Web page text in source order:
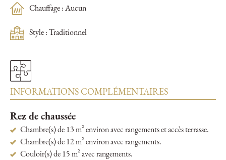
Chauffage : Aucun
Style : Traditionnel
INFORMATIONS COMPLÉMENTAIRES
Rez de chaussée
Chambre(s) de 13 m² environ avec rangements et accès terrasse.
Chambre(s) de 12 m² environ avec rangements.
Couloir(s) de 15 m² avec rangements.